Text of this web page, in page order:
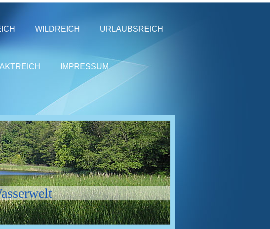
WILDREICH URLAUBSREICH
IMPRESSUM